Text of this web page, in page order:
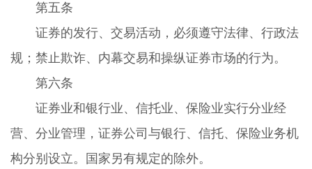
第五条
证券的发行、交易活动，必须遵守法律、行政法
规；禁止欺诈、内幕交易和操纵证券市场的行为。
第六条
证券业和银行业、信托业、保险业实行分业经
营、分业管理，证券公司与银行、信托、保险业务机
构分别设立。国家另有规定的除外。